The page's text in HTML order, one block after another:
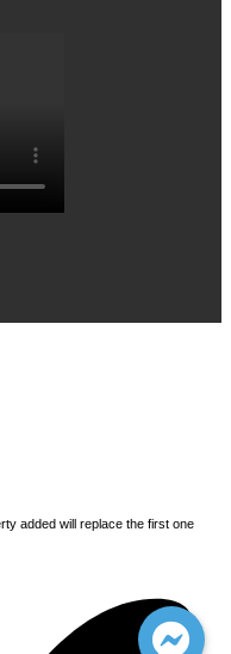
added will replace the first one